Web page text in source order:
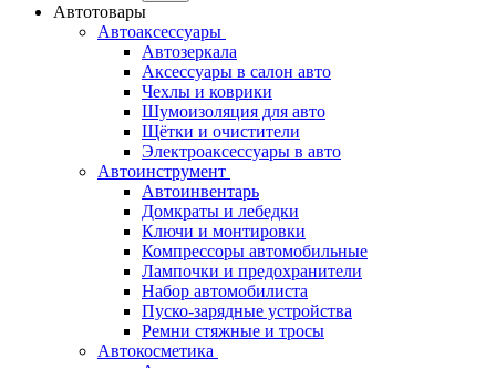
Автотовары
Автоаксессуары
Автозеркала
Аксессуары в салон авто
Чехлы и коврики
Шумоизоляция для авто
Щётки и очистители
Электроаксессуары в авто
Автоинструмент
Автоинвентарь
Домкраты и лебедки
Ключи и монтировки
Компрессоры автомобильные
Лампочки и предохранители
Набор автомобилиста
Пуско-зарядные устройства
Ремни стяжные и тросы
Автокосметика